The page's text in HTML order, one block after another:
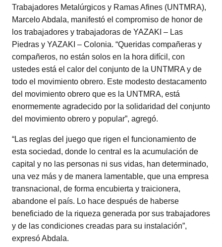
Trabajadores Metalúrgicos y Ramas Afines (UNTMRA),
Marcelo Abdala, manifestó el compromiso de honor de
los trabajadores y trabajadoras de YAZAKI – Las
Piedras y YAZAKI – Colonia. “Queridas compañeras y
compañeros, no están solos en la hora difícil, con
ustedes está el calor del conjunto de la UNTMRA y de
todo el movimiento obrero. Este modesto destacamento
del movimiento obrero que es la UNTMRA, está
enormemente agradecido por la solidaridad del conjunto
del movimiento obrero y popular”, agregó.
“Las reglas del juego que rigen el funcionamiento de
esta sociedad, donde lo central es la acumulación de
capital y no las personas ni sus vidas, han determinado,
una vez más y de manera lamentable, que una empresa
transnacional, de forma encubierta y traicionera,
abandone el país. Lo hace después de haberse
beneficiado de la riqueza generada por sus trabajadores
y de las condiciones creadas para su instalación”,
expresó Abdala.